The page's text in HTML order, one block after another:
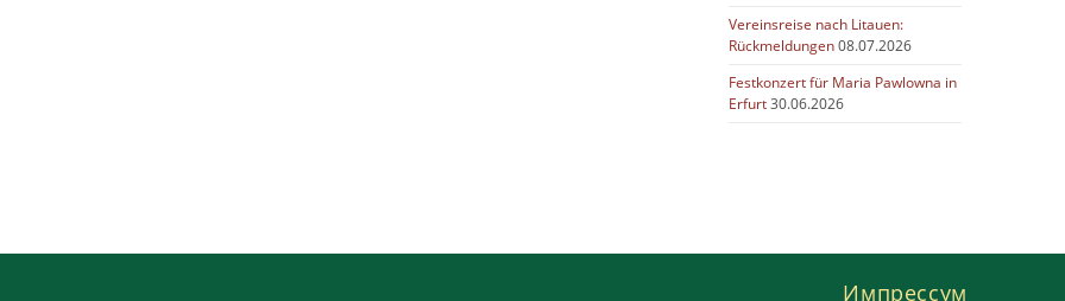
Vereinsreise nach Litauen:
Rückmeldungen08.07.2026
Festkonzert für Maria Pawlowna in
Erfurt30.06.2026
Импрессум